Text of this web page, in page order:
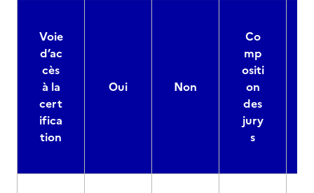
Voie
d’ac
cès
à la
cert
ifica
tion
Oui Non
Co
mp
ositi
on
des
jury
s